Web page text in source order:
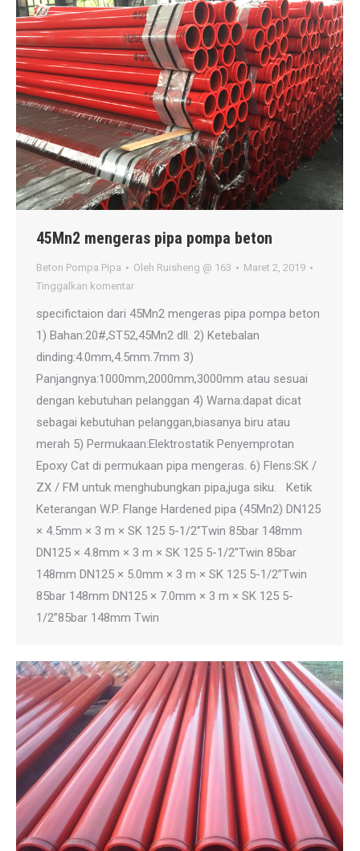
45Mn2 mengeras pipa pompa beton
Beton Pompa Pipa Oleh Ruisheng @ 163
Maret 2, 2019
Tinggalkan komentar
specifictaion dari 45Mn2 mengeras pipa pompa beton
1) Bahan:20#,ST52,45Mn2 dll. 2) Ketebalan
dinding:4.0mm,4.5mm.7mm 3)
Panjangnya:1000mm,2000mm,3000mm atau sesuai
dengan kebutuhan pelanggan 4) Warna:dapat dicat
sebagai kebutuhan pelanggan,biasanya biru atau
merah 5) Permukaan:Elektrostatik Penyemprotan
Epoxy Cat di permukaan pipa mengeras. 6) Flens:SK /
ZX / FM untuk menghubungkan pipa,juga siku. Ketik
Keterangan W.P. Flange Hardened pipa (45Mn2) DN125
× 4.5mm × 3 m × SK 125 5-1/2”Twin 85bar 148mm
DN125 × 4.8mm × 3 m × SK 125 5-1/2”Twin 85bar
148mm DN125 × 5.0mm × 3 m × SK 125 5-1/2”Twin
85bar 148mm DN125 × 7.0mm × 3 m × SK 125 5-
1/2”85bar 148mm Twin